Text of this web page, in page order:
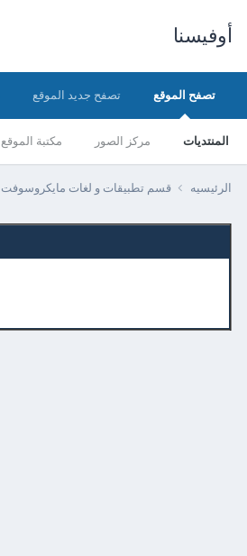
أوفيسنا
تصفح الموقع
المنتديات مركز الصور مكتبة الموقع
تصفح جديد الموقع
الرئيسيه قسم تطبيقات و لغات مايكروسوفت